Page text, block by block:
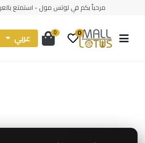
مرحباً بكم في لوتس مول - استمتع
0
0 عربي